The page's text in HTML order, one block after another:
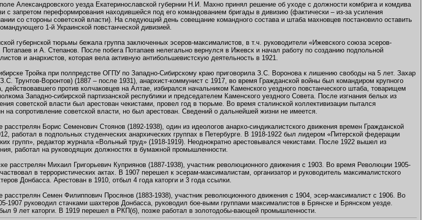
Александровского уезда Екатеринославской губернии Н.И. Махно принял решение об уходе с должности комбрига и комдива
с запретом переформирования находившейся под его командованием бригады в дивизию (фактически – из-за усиления
со стороны советской власти). На следующий день совещание командного состава и штаба махновцев постановило оставить
1-й Украинской повстанческой дивизией.
губернской тюрьмы бежала группа заключенных эсеров-максималистов, в т.ч. руководители «Ижевского союза эсеров-
и А. Степанов. После побега Потапаев нелегально вернулся в Ижевск и начал работу по созданию подпольной
и анархистов, которая вела активную антибольшевистскую деятельность в 1921.
Тройка при полпредстве ОГПУ по Западно-Сибирскому краю приговорила З.С. Воронова к лишению свободы на 5 лет. Захар
Трунтов-Воронтов) (1887 – после 1931), анархист-коммунист с 1917, во время Гражданской войны был командиром крупного
действовавшего против колчаковцев на Алтае, избирался начальником Каменского уездного повстанческого штаба, товарищем
Западно-сибирской партизанской республики и председателем Каменского уездного Совета. После изгнания белых из
советской власти был арестован чекистами, провел год в тюрьме. Во время сталинской коллективизации пытался
на сопротивление советской власти, но был арестован. Сведений о дальнейшей жизни не имеется.
расстрелян Борис Семенович Стоянов (1892-1938), один из идеологов анархо-синдикалистского движения времен Гражданской
работал в подпольных студенческих анархических группах в Петербурге. В 1918-1922 был лидером «Питерской федерации
групп», редактор журнала «Вольный труд» (1918-1919). Неоднократно арестовывался чекистами. После 1922 вышел из
работал на руководящих должностях в бумажной промышленности.
расстрелян Михаил Григорьевич Куприянов (1887-1938), участник революционного движения с 1903. Во время Революции 1905-
в террористических актах. В 1907 перешел к эсерам-максималистам, организатор и руководитель максималистского
Донбасса. Арестован в 1910, отбыл 4 года каторги и 3 года ссылки.
расстрелян Семен Филиппович Просянов (1883-1938), участник революционного движения с 1904, эсер-максималист с 1906. Во
1907 руководил стачками шахтеров Донбасса, руководил бое-выми группами максималистов в Брянске и Брянском уезде.
9 лет каторги. В 1919 перешел в РКП(б), позже работал в золотодобы-вающей промышленности.